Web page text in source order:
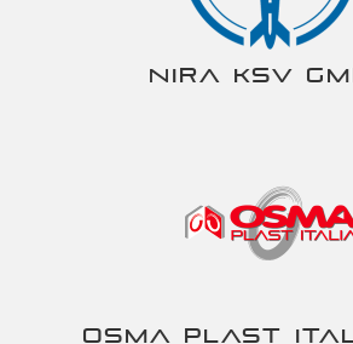
NIRA KSV
Osma Plast